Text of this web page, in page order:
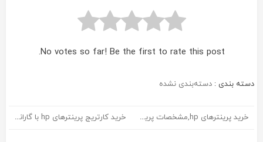
No votes so far! Be the first to rate this post.
دسته بندی : دسته‌بندی نشده
راهبری
خرید پرینترهای hp,مشخصات پرینترهای hp خرید کارتریج پرینترهای hp با گارانتی و ارسال رایگان